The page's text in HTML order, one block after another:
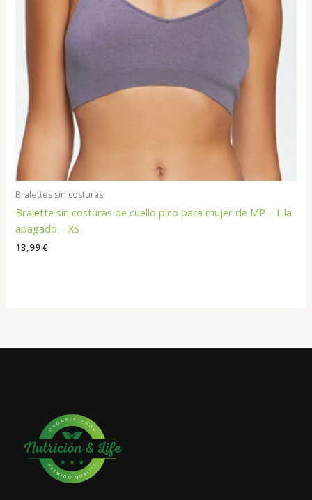
Bralettes sin costuras
Bralette sin costuras de cuello pico para mujer de MP – Lila
apagado – XS
13,99€